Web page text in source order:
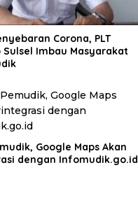
Corona, PLT
Sulsel Imbau Masyarakat
Google Maps Akan
dengan Infomudik.go.id